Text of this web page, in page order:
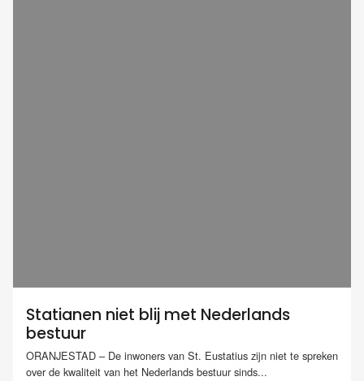
Statianen niet blij met Nederlands
bestuur
ORANJESTAD – De inwoners van St. Eustatius zijn niet te spreken
over de kwaliteit van het Nederlands bestuur sinds...